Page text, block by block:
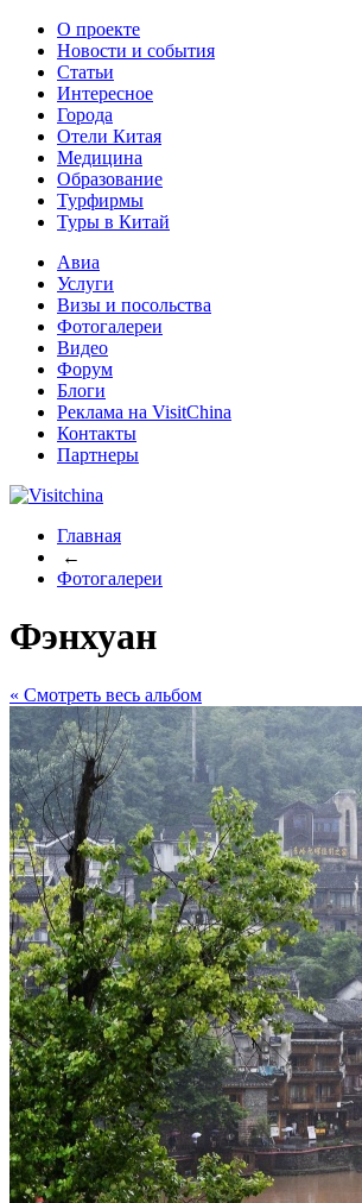
О проекте
Новости и события
Статьи
Интересное
Города
Отели Китая
Медицина
Образование
Турфирмы
Туры в Китай
Авиа
Услуги
Визы и посольства
Фотогалереи
Видео
Форум
Блоги
Реклама на VisitChina
Контакты
Партнеры
Главная
←
Фотогалереи
Фэнхуан
« Cмотреть весь альбом